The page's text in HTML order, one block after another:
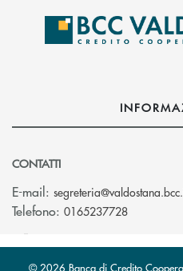
CONTATTI
E-mail:
Telefono: 0165237728
© 2026 Banca di Credito